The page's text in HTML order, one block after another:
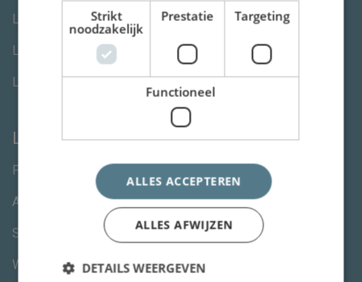
Letselschade advocaat Rotterdam
Letselschade advocaat Utrecht
Letselschade advocaat Amsterdam
Links
Privacystatement
Algemene voorwaarden
Specialisme advocaten
Wijzig jouw cookievoorkeuren
Strikt
noodzakelijk
Prestatie Targeting
Functioneel
ALLES ACCEPTEREN
ALLES AFWIJZEN
DETAILS WEERGEVEN